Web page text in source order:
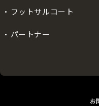
フットサルコート
パートナー
お